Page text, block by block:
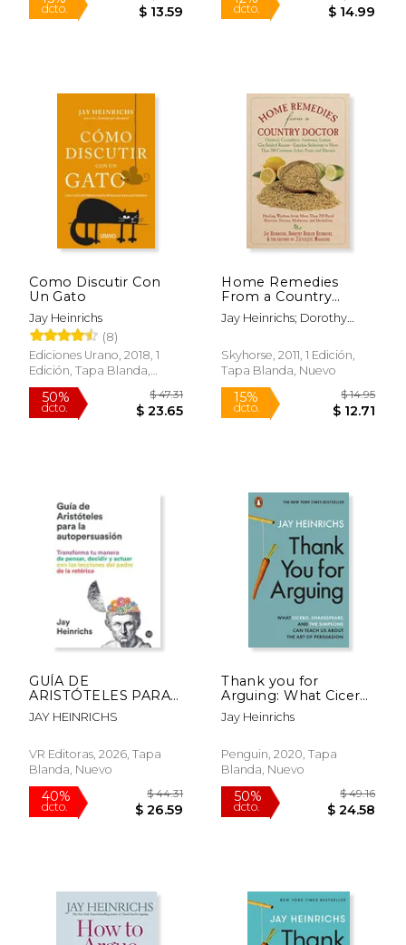
dcto.
12%
dcto.
Como Discutir Con
Un Gato
Jay Heinrichs
(8)
Ediciones Urano, 2018, 1
Edición, Tapa Blanda,
Nuevo
50%
Home Remedies
From a Country
Doctor: Oatmeal,
Cucumbers,
Gin-Soaked Raisins:
Timeless Solutions to
Common Aches,
Pains, and Illnesses
Jay Heinrichs; Dorothy
Skyhorse, 2011, 1 Edición,
Tapa Blanda, Nuevo
15%
GUÍA DE
ARISTÓTELES PARA
LA
AUTOPERSUASIÓN -
MANERA DE
PENSAR, DECIDIR Y
LECCIONES DEL
PADRE DE LA
JAY HEINRICHS
VR Editoras, 2026, Tapa
Blanda, Nuevo
Thank you for
Arguing: What Cicero,
Shakespeare and the
Simpsons can Teach
Persuasion (en
Inglés)
Jay Heinrichs
Penguin, 2020, Tapa
Blanda, Nuevo